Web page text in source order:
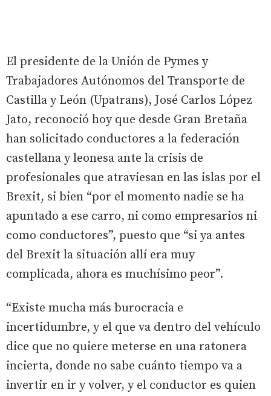
El presidente de la Unión de Pymes y
Trabajadores Autónomos del Transporte de
Castilla y León (Upatrans), José Carlos López
Jato, reconoció hoy que desde Gran Bretaña
han solicitado conductores a la federación
castellana y leonesa ante la crisis de
profesionales que atraviesan en las islas por el
Brexit, si bien “por el momento nadie se ha
apuntado a ese carro, ni como empresarios ni
como conductores”, puesto que “si ya antes
del Brexit la situación allí era muy
complicada, ahora es muchísimo peor”.
“Existe mucha más burocracia e
incertidumbre, y el que va dentro del vehículo
dice que no quiere meterse en una ratonera
incierta, donde no sabe cuánto tiempo va a
invertir en ir y volver, y el conductor es quien